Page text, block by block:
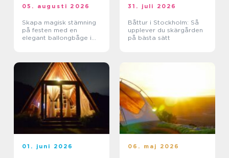
05. augusti 2026
Skapa magisk stämning
på festen med en
elegant ballongbåge i
31. juli 2026
Båttur i Stockholm: Så
upplever du skärgården
på bästa sätt
01. juni 2026 06. maj 2026